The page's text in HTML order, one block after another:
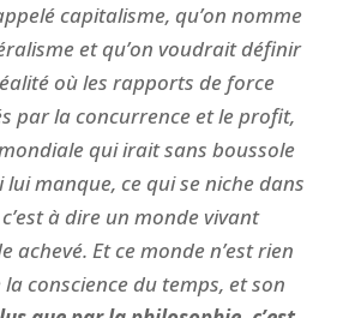
capitalisme, qu’on nomme
et qu’on voudrait définir
où les rapports de force
par la concurrence et le profit,
qui irait sans boussole
lui manque, ce qui se niche dans
à dire un monde vivant
achevé. Et ce monde n’est rien
conscience du temps, et son